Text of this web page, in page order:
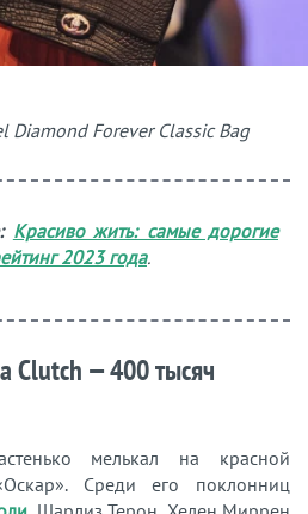
Diamond Forever Classic Bag
Красиво жить: самые дорогие
2023 года.
Clutch — 400 тысяч
мелькал на красной
Среди его поклонниц